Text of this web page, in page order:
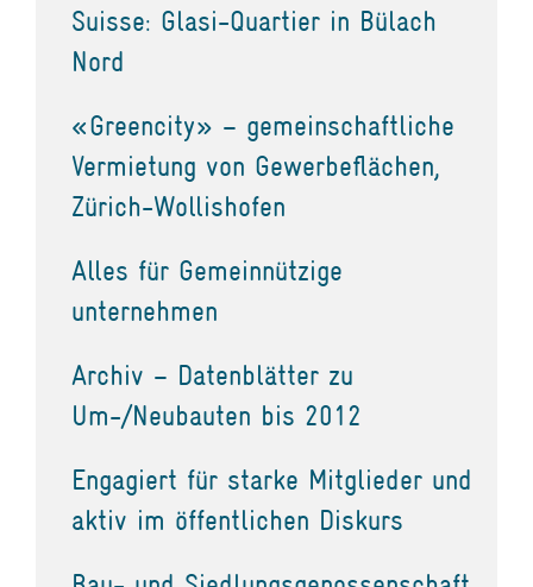
Suisse: Glasi-Quartier in Bülach
Nord
«Greencity» – gemeinschaftliche
Vermietung von Gewerbeflächen,
Zürich-Wollishofen
Alles für Gemeinnützige
unternehmen
Archiv – Datenblätter zu
Um-/Neubauten bis 2012
Engagiert für starke Mitglieder und
aktiv im öffentlichen Diskurs